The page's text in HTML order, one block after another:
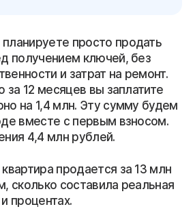
просто продать
получением ключей, без
и затрат на ремонт.
за 12 месяцев вы заплатите
на 1,4 млн. Эту сумму будем
вместе с первым взносом.
4,4 млн рублей.
продается за 13 млн
сколько составила реальная
процентах.